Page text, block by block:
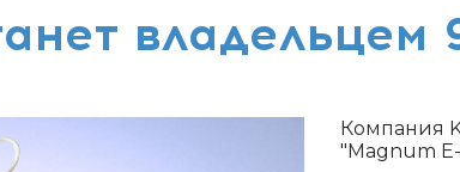
Компания
"Magnum